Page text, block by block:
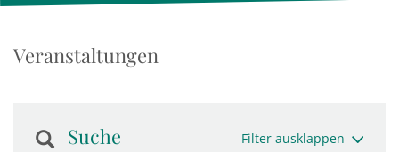
Veranstaltungen
Suche Filter ausklappen